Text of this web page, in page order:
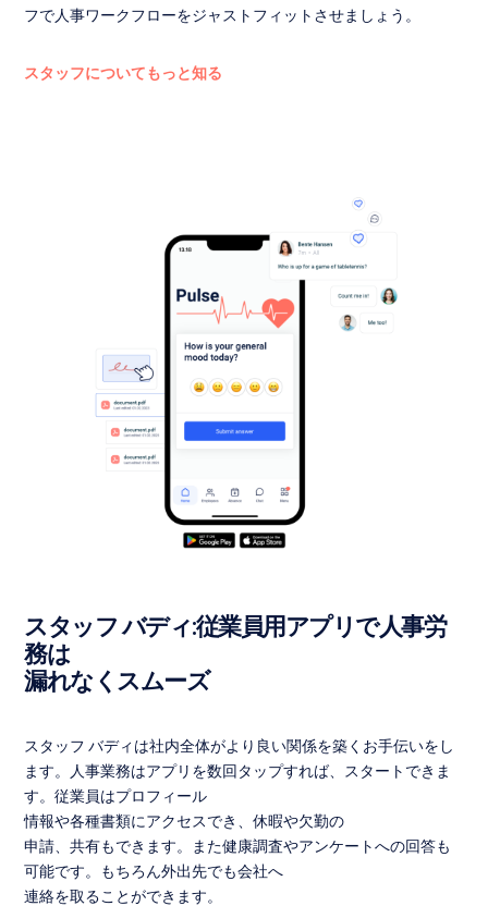
フで人事ワークフローをジャストフィットさせましょう。
スタッフについてもっと知る
スタッフ バディ:従業員用アプリで人事労
務は
漏れなくスムーズ
スタッフ バディは社内全体がより良い関係を築くお手伝いをし
ます。人事業務はアプリを数回タップすれば、スタートできま
す。従業員はプロフィール
情報や各種書類にアクセスでき、休暇や欠勤の
申請、共有もできます。また健康調査やアンケートへの回答も
可能です。もちろん外出先でも会社へ
連絡を取ることができます。